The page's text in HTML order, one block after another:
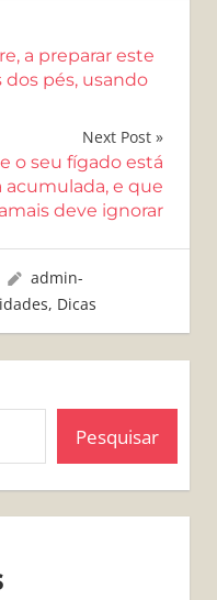
a preparar este
dos pés, usando
Next Post
o seu fígado está
e que
deve ignorar
admin-
, Dicas
Pesquisar